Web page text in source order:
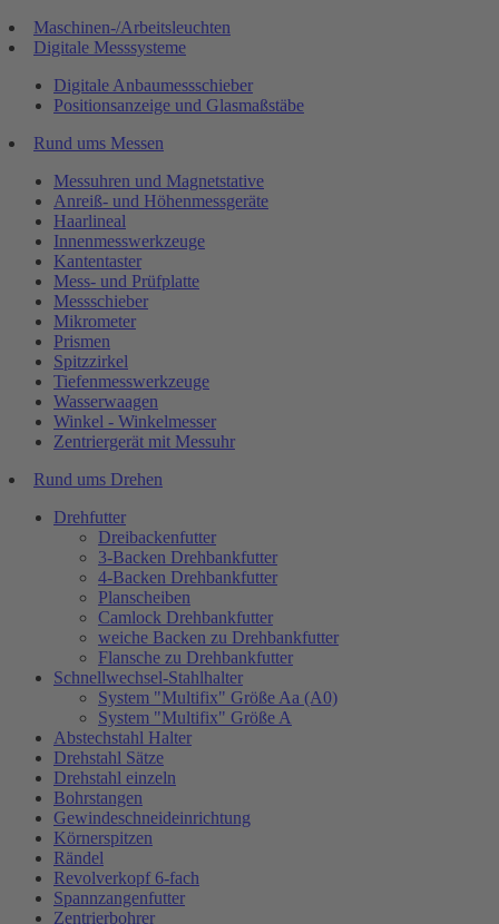
Maschinen-/Arbeitsleuchten
Digitale Messsysteme
Digitale Anbaumessschieber
Positionsanzeige und Glasmaßstäbe
Rund ums Messen
Messuhren und Magnetstative
Anreiß- und Höhenmessgeräte
Haarlineal
Innenmesswerkzeuge
Kantentaster
Mess- und Prüfplatte
Messschieber
Mikrometer
Prismen
Spitzzirkel
Tiefenmesswerkzeuge
Wasserwaagen
Winkel - Winkelmesser
Zentriergerät mit Messuhr
Rund ums Drehen
Drehfutter
Dreibackenfutter
3-Backen Drehbankfutter
4-Backen Drehbankfutter
Planscheiben
Camlock Drehbankfutter
weiche Backen zu Drehbankfutter
Flansche zu Drehbankfutter
Schnellwechsel-Stahlhalter
System "Multifix" Größe Aa (A0)
System "Multifix" Größe A
Abstechstahl Halter
Drehstahl Sätze
Drehstahl einzeln
Bohrstangen
Gewindeschneideinrichtung
Körnerspitzen
Rändel
Revolverkopf 6-fach
Spannzangenfutter
Zentrierbohrer